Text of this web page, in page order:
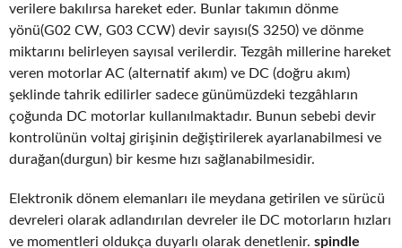
verilere bakılırsa hareket eder. Bunlar takımın dönme
yönü(G02 CW, G03 CCW) devir sayısı(S 3250) ve dönme
miktarını belirleyen sayısal verilerdir. Tezgâh millerine hareket
veren motorlar AC (alternatif akım) ve DC (doğru akım)
şeklinde tahrik edilirler sadece günümüzdeki tezgâhların
çoğunda DC motorlar kullanılmaktadır. Bunun sebebi devir
kontrolünün voltaj girişinin değiştirilerek ayarlanabilmesi ve
durağan(durgun) bir kesme hızı sağlanabilmesidir.
Elektronik dönem elemanları ile meydana getirilen ve sürücü
devreleri olarak adlandırılan devreler ile DC motorların hızları
ve momentleri oldukça duyarlı olarak denetlenir. spindle